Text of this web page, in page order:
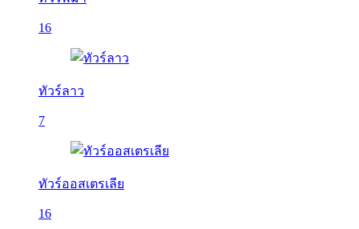
16
ทัวร์ลาว
7
ทัวร์ออสเตรเลีย
16